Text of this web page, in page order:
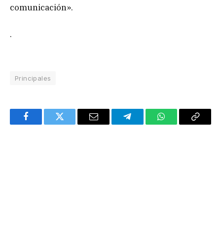
comunicación».
.
Principales
FacebookTwitter Email TelegramWhatsAppCopy